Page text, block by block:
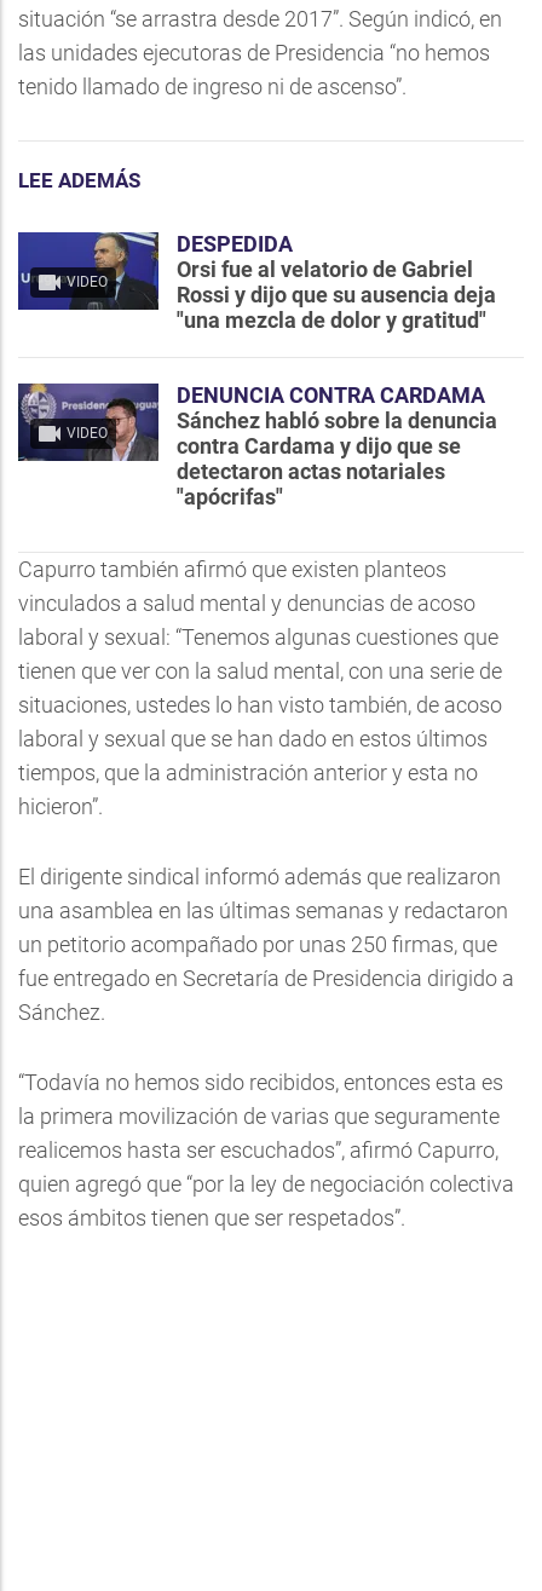
situación “se arrastra desde 2017”. Según indicó, en
las unidades ejecutoras de Presidencia “no hemos
tenido llamado de ingreso ni de ascenso”.
LEE ADEMÁS
VIDEO
DESPEDIDA
Orsi fue al velatorio de Gabriel
Rossi y dijo que su ausencia deja
"una mezcla de dolor y gratitud"
VIDEO
DENUNCIA CONTRA CARDAMA
Sánchez habló sobre la denuncia
contra Cardama y dijo que se
detectaron actas notariales
"apócrifas"
Capurro también afirmó que existen planteos
vinculados a salud mental y denuncias de acoso
laboral y sexual: “Tenemos algunas cuestiones que
tienen que ver con la salud mental, con una serie de
situaciones, ustedes lo han visto también, de acoso
laboral y sexual que se han dado en estos últimos
tiempos, que la administración anterior y esta no
hicieron”.
El dirigente sindical informó además que realizaron
una asamblea en las últimas semanas y redactaron
un petitorio acompañado por unas 250 firmas, que
fue entregado en Secretaría de Presidencia dirigido a
Sánchez.
“Todavía no hemos sido recibidos, entonces esta es
la primera movilización de varias que seguramente
realicemos hasta ser escuchados”, afirmó Capurro,
quien agregó que “por la ley de negociación colectiva
esos ámbitos tienen que ser respetados”.